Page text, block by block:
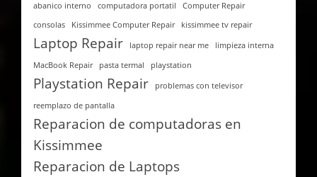
abanico interno computadora portatil
Computer Repair
consolas
Kissimmee Computer Repair kissimmee tv repair
Laptop Repair laptop repair near me
limpieza interna
MacBook Repair
pasta termal playstation
Playstation Repair
problemas con televisor
reemplazo de pantalla
Reparacion de computadoras en
Kissimmee
Reparacion de Laptops